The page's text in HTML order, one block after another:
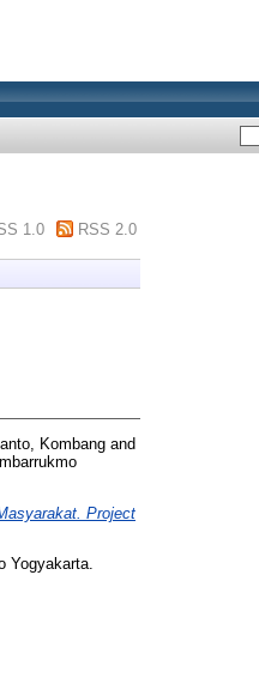
1.0 RSS 2.0
Kombang and
Project
Yogyakarta.